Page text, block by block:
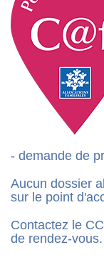
- demande de
Aucun dossier
sur le point
Contactez le
de rendez-vous.